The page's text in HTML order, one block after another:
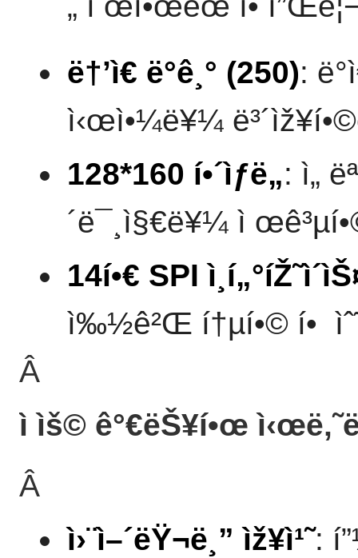
ë†’ì€ ë°ê¸° (250):
ì‹œì•¼ë¥¼
128*160 í•´ìƒë„: ì„
´ë¯¸ì§€ë¥¼ ì
14í•€ SPI
ì‰½ê²Œ í†µí•© í• ìˆ˜
Â
ì ìš© ê°€ëŠ¥í•œ
Â
ì›¨ì–´ëŸ¬ë¸” ìž¥ì¹˜: